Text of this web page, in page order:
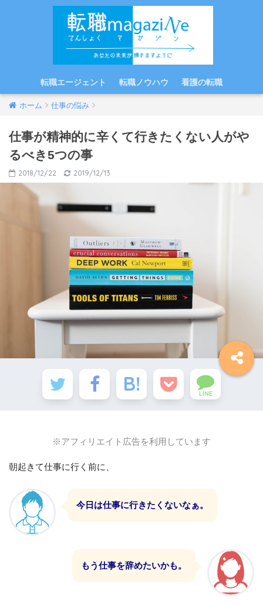
転職エージェント 転職ノウハウ 看護の転職
ホーム 仕事の悩み
仕事が精神的に辛くて行きたくない人がや
るべき5つの事
2018/12/22 2019/12/13
LINE
※アフィリエイト広告を利用しています
朝起きて仕事に行く前に、
今日は仕事に行きたくないなぁ。
もう仕事を辞めたいかも。